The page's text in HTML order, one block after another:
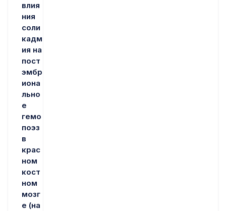
влия
ния
соли
кадм
ия на
пост
эмбр
иона
льно
е
гемо
поэз
в
крас
ном
кост
ном
мозг
е (на